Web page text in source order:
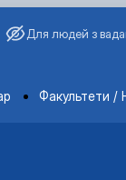
Для людей з
Факультети /